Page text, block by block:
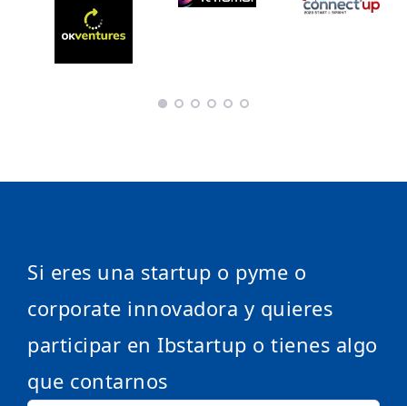
Si eres una startup o pyme o
corporate innovadora y quieres
participar en Ibstartup o tienes algo
que contarnos